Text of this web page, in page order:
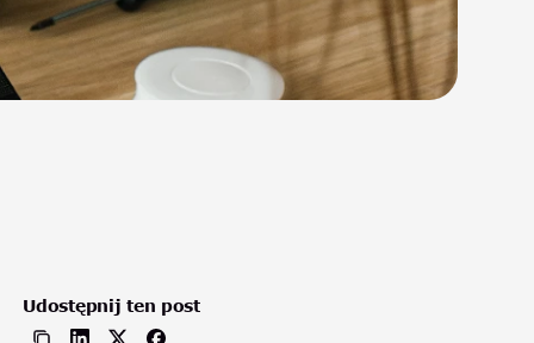
Udostępnij ten post